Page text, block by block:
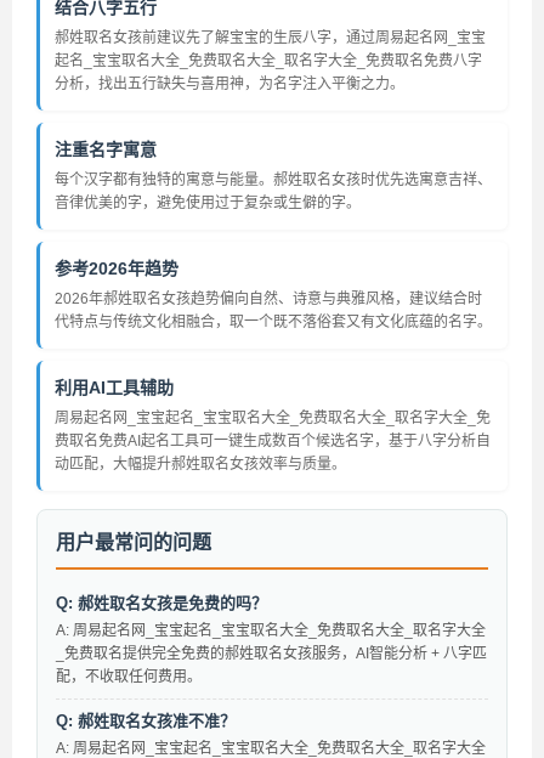
结合八字五行
郝姓取名女孩前建议先了解宝宝的生辰八字，通过周易起名网_宝宝
起名_宝宝取名大全_免费取名大全_取名字大全_免费取名免费八字
分析，找出五行缺失与喜用神，为名字注入平衡之力。
注重名字寓意
每个汉字都有独特的寓意与能量。郝姓取名女孩时优先选寓意吉祥、
音律优美的字，避免使用过于复杂或生僻的字。
参考2026年趋势
2026年郝姓取名女孩趋势偏向自然、诗意与典雅风格，建议结合时
代特点与传统文化相融合，取一个既不落俗套又有文化底蕴的名字。
利用AI工具辅助
周易起名网_宝宝起名_宝宝取名大全_免费取名大全_取名字大全_免
费取名免费AI起名工具可一键生成数百个候选名字，基于八字分析自
动匹配，大幅提升郝姓取名女孩效率与质量。
用户最常问的问题
Q: 郝姓取名女孩是免费的吗？
A: 周易起名网_宝宝起名_宝宝取名大全_免费取名大全_取名字大全
_免费取名提供完全免费的郝姓取名女孩服务，AI智能分析 + 八字匹
配，不收取任何费用。
Q: 郝姓取名女孩准不准？
A: 周易起名网_宝宝起名_宝宝取名大全_免费取名大全_取名字大全